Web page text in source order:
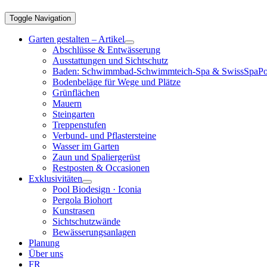
Toggle Navigation
Garten gestalten – Artikel
Abschlüsse & Entwässerung
Ausstattungen und Sichtschutz
Baden: Schwimmbad-Schwimmteich-Spa &
Bodenbeläge für Wege und Plätze
Grünflächen
Mauern
Steingarten
Treppenstufen
Verbund- und Pflastersteine
Wasser im Garten
Zaun und Spaliergerüst
Restposten & Occasionen
Exklusivitäten
Pool Biodesign · Iconia
Pergola Biohort
Kunstrasen
Sichtschutzwände
Bewässerungsanlagen
Planung
Über uns
FR